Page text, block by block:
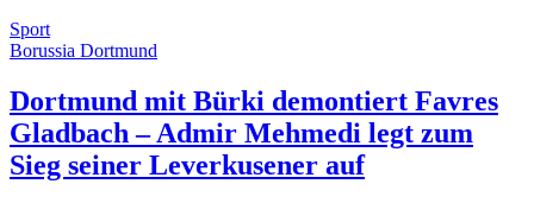
Sport
Borussia Dortmund
Dortmund mit Bürki demontiert Favres
Gladbach – Admir Mehmedi legt zum
Sieg seiner Leverkusener auf